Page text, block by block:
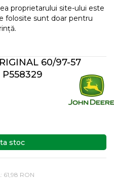
proprietarului site-ului este
folosite sunt doar pentru
60/97-57
stoc
61,98 RON